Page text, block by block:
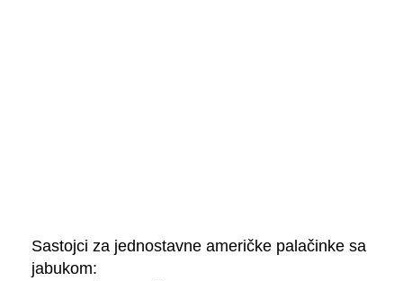
Sastojci za jednostavne američke palačinke sa
jabukom: